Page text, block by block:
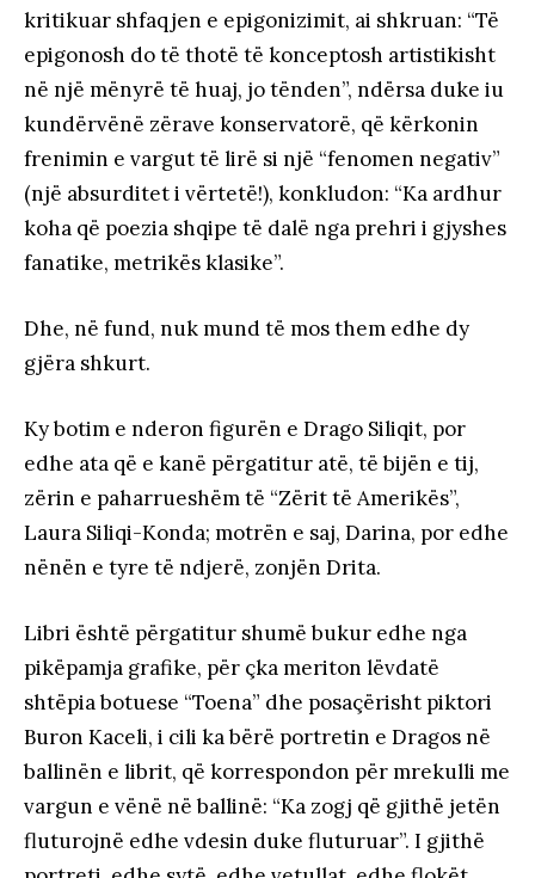
kritikuar shfaqjen e epigonizimit, ai shkruan: “Të
epigonosh do të thotë të konceptosh artistikisht
në një mënyrë të huaj, jo tënden”, ndërsa duke iu
kundërvënë zërave konservatorë, që kërkonin
frenimin e vargut të lirë si një “fenomen negativ”
(një absurditet i vërtetë!), konkludon: “Ka ardhur
koha që poezia shqipe të dalë nga prehri i gjyshes
fanatike, metrikës klasike”.
Dhe, në fund, nuk mund të mos them edhe dy
gjëra shkurt.
Ky botim e nderon figurën e Drago Siliqit, por
edhe ata që e kanë përgatitur atë, të bijën e tij,
zërin e paharrueshëm të “Zërit të Amerikës”,
Laura Siliqi-Konda; motrën e saj, Darina, por edhe
nënën e tyre të ndjerë, zonjën Drita.
Libri është përgatitur shumë bukur edhe nga
pikëpamja grafike, për çka meriton lëvdatë
shtëpia botuese “Toena” dhe posaçërisht piktori
Buron Kaceli, i cili ka bërë portretin e Dragos në
ballinën e librit, që korrespondon për mrekulli me
vargun e vënë në ballinë: “Ka zogj që gjithë jetën
fluturojnë edhe vdesin duke fluturuar”. I gjithë